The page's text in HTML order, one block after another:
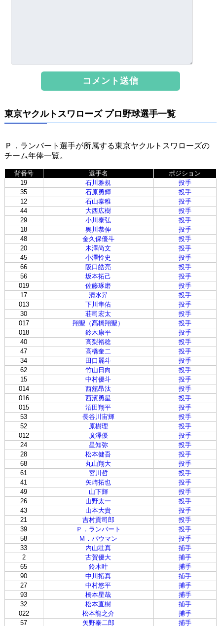
東京ヤクルトスワローズ プロ野球選手一覧
Ｐ．ランバート選手が所属する東京ヤクルトスワローズの
チーム年俸一覧。
背番号 選手名
ポジション
19
石川雅規
投手
35
石原勇輝
投手
12
石山泰稚
投手
44
大西広樹
投手
29
小川泰弘
投手
18
奥川恭伸
投手
48
金久保優斗
投手
20
木澤尚文
投手
45
小澤怜史
投手
66
阪口皓亮
投手
56
坂本拓己
投手
019
佐藤琢磨
投手
17
清水昇
投手
013
下川隼佑
投手
30
荘司宏太
投手
017
翔聖（髙橋翔聖）
投手
018
鈴木康平
投手
40
高梨裕稔
投手
47
高橋奎二
投手
34
田口麗斗
投手
62
竹山日向
投手
15
中村優斗
投手
014
西舘昂汰
投手
016
西濱勇星
投手
015
沼田翔平
投手
53
長谷川宙輝
投手
52
原樹理
投手
012
廣澤優
投手
24
星知弥
投手
28
松本健吾
投手
68
丸山翔大
投手
61
宮川哲
投手
41
矢崎拓也
投手
49
山下輝
投手
26
山野太一
投手
43
山本大貴
投手
21
吉村貢司郎
投手
39
Ｐ．ランバート
投手
58
Ｍ．バウマン
投手
33
内山壮真
捕手
2
古賀優大
捕手
65
鈴木叶
捕手
90
中川拓真
捕手
27
中村悠平
捕手
93
橋本星哉
捕手
32
松本直樹
捕手
022
松本龍之介
捕手
57
矢野泰二郎
捕手